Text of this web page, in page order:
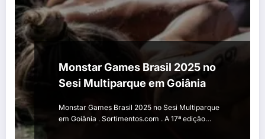
Monstar Games Brasil 2025 no
Sesi Multiparque em Goiânia
Monstar Games Brasil 2025 no Sesi Multiparque
em Goiânia . Sortimentos.com . A 17ª edição…